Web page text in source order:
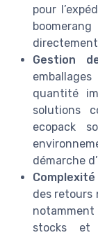
pour
Gestion
quantité
solutions
ecopack
démarche
des retours
stocks et